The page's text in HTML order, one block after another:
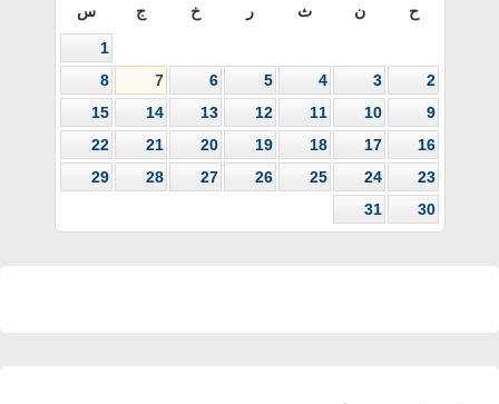
ح ن ث ر خ ج س
1
2
3
4
5
6
7
8
9
10
11
12
13
14
15
16
17
18
19
20
21
22
23
24
25
26
27
28
29
30
31